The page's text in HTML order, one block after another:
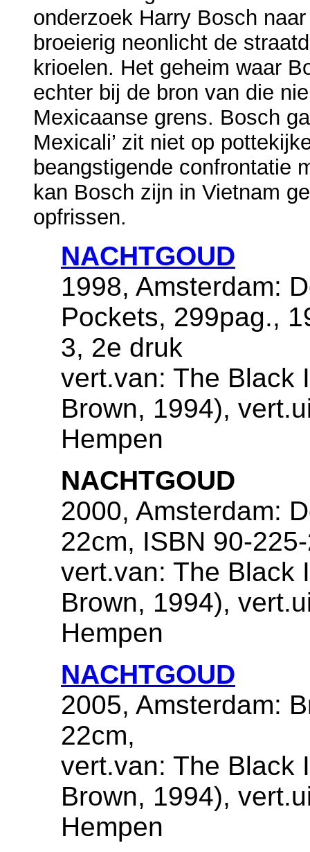
onderzoek Harry Bosch
broeierig neonlicht de
krioelen. Het geheim waar
echter bij de bron van die
Mexicaanse grens. Bosch
Mexicali’ zit niet op
beangstigende confrontatie
kan Bosch zijn in Vietnam
opfrissen.
NACHTGOUD
1998, Amsterdam:
Pockets, 299pag.,
3, 2e druk
vert.van: The Black
Brown, 1994),
Hempen
NACHTGOUD
2000, Amsterdam:
22cm, ISBN 90-
vert.van: The Black
Brown, 1994),
Hempen
NACHTGOUD
2005, Amsterdam:
22cm,
vert.van: The Black
Brown, 1994),
Hempen